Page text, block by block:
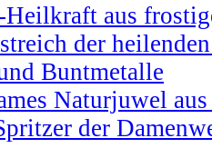
aus
der
Buntmetalle
Naturjuwel
der